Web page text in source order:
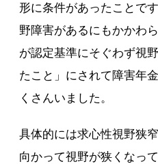
形に条件があったことで
野障害があるにもかかわ
が認定基準にそぐわず視
たこと」にされて障害年
くさんいました。
具体的には求心性視野狭
向かって視野が狭くなっ